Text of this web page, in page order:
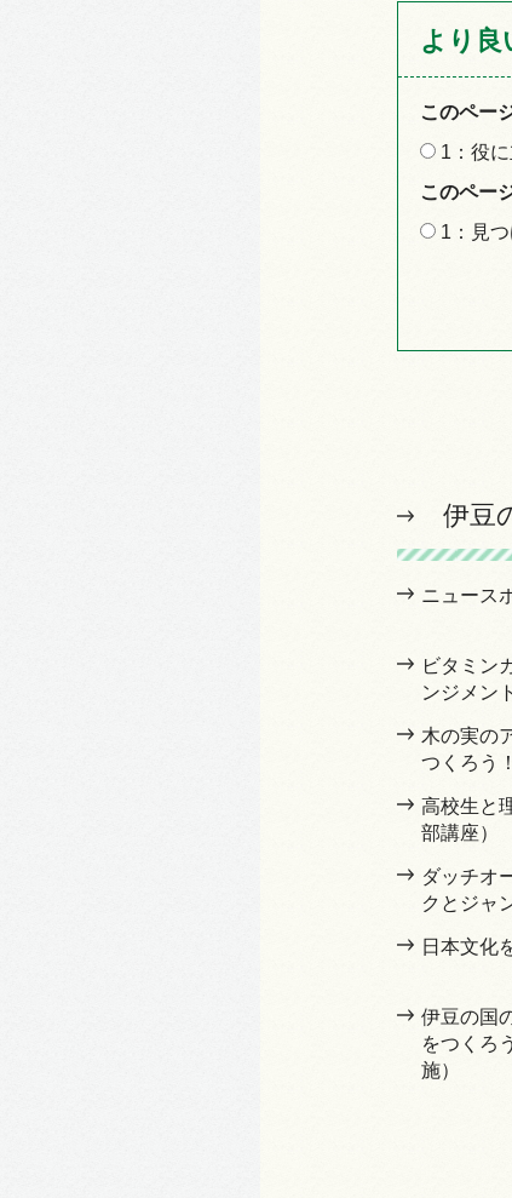
より
このペー
1：役
このペー
1：見
伊豆
ニュース
ビタミン
ンジメン
木の実の
つくろう！
高校生と
部講座）
ダッチオ
クとジャ
日本文化
伊豆の国
をつくろ
施）